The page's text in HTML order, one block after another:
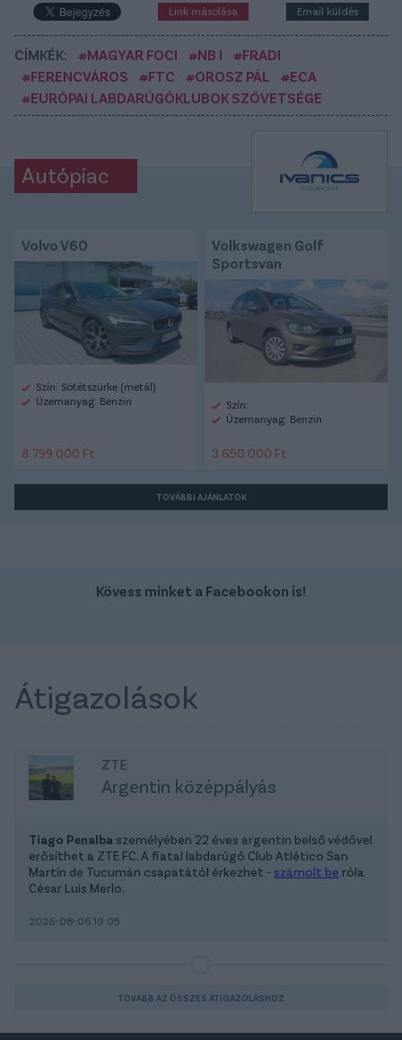
Link másolása Email küldés
CÍMKÉK: #MAGYAR FOCI #NB I
#FRADI
#FERENCVÁROS
#FTC #OROSZ PÁL
#ECA
#EURÓPAI LABDARÚGÓKLUBOK SZÖVETSÉGE
Autópiac
Volvo V60
Szín: Sötétszürke (metál)
Üzemanyag: Benzin
8 799 000 Ft
Volkswagen Golf
Sportsvan
Szín:
Üzemanyag: Benzin
3 650 000 Ft
TOVÁBBI AJÁNLATOK
Kövess minket a Facebookon is!
Átigazolások
ZTE
Argentin középpályás
Tiago Penalba személyében 22 éves argentin belső védővel
erősíthet a ZTE FC. A fiatal labdarúgó Club Atlético San
Martín de Tucumán csapatától érkezhet - számolt be róla
César Luis Merlo.
2026-08-06 19:05
TOVÁBB AZ ÖSSZES ÁTIGAZOLÁSHOZ